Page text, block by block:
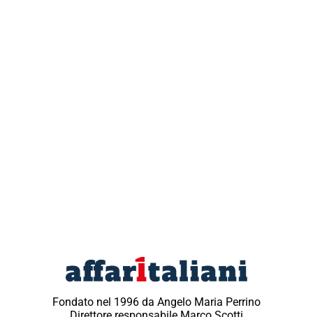
Fondato nel 1996 da Angelo Maria Perrino